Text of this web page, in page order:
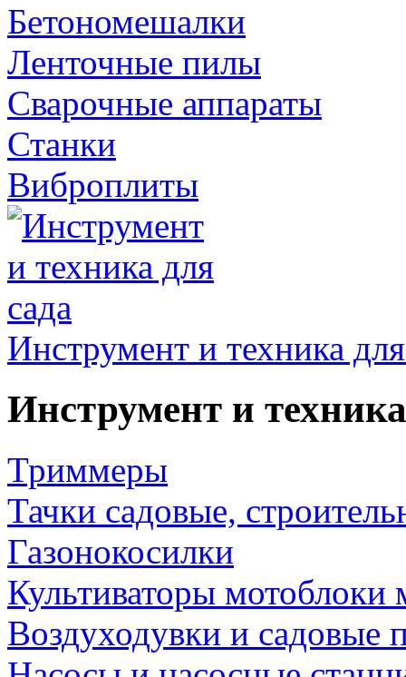
Бетономешалки
Ленточные пилы
Сварочные аппараты
Станки
Виброплиты
Инструмент и техника
Инструмент и
Триммеры
Тачки садовые,
Газонокосилки
Культиваторы мотоблоки
Воздуходувки и садовые